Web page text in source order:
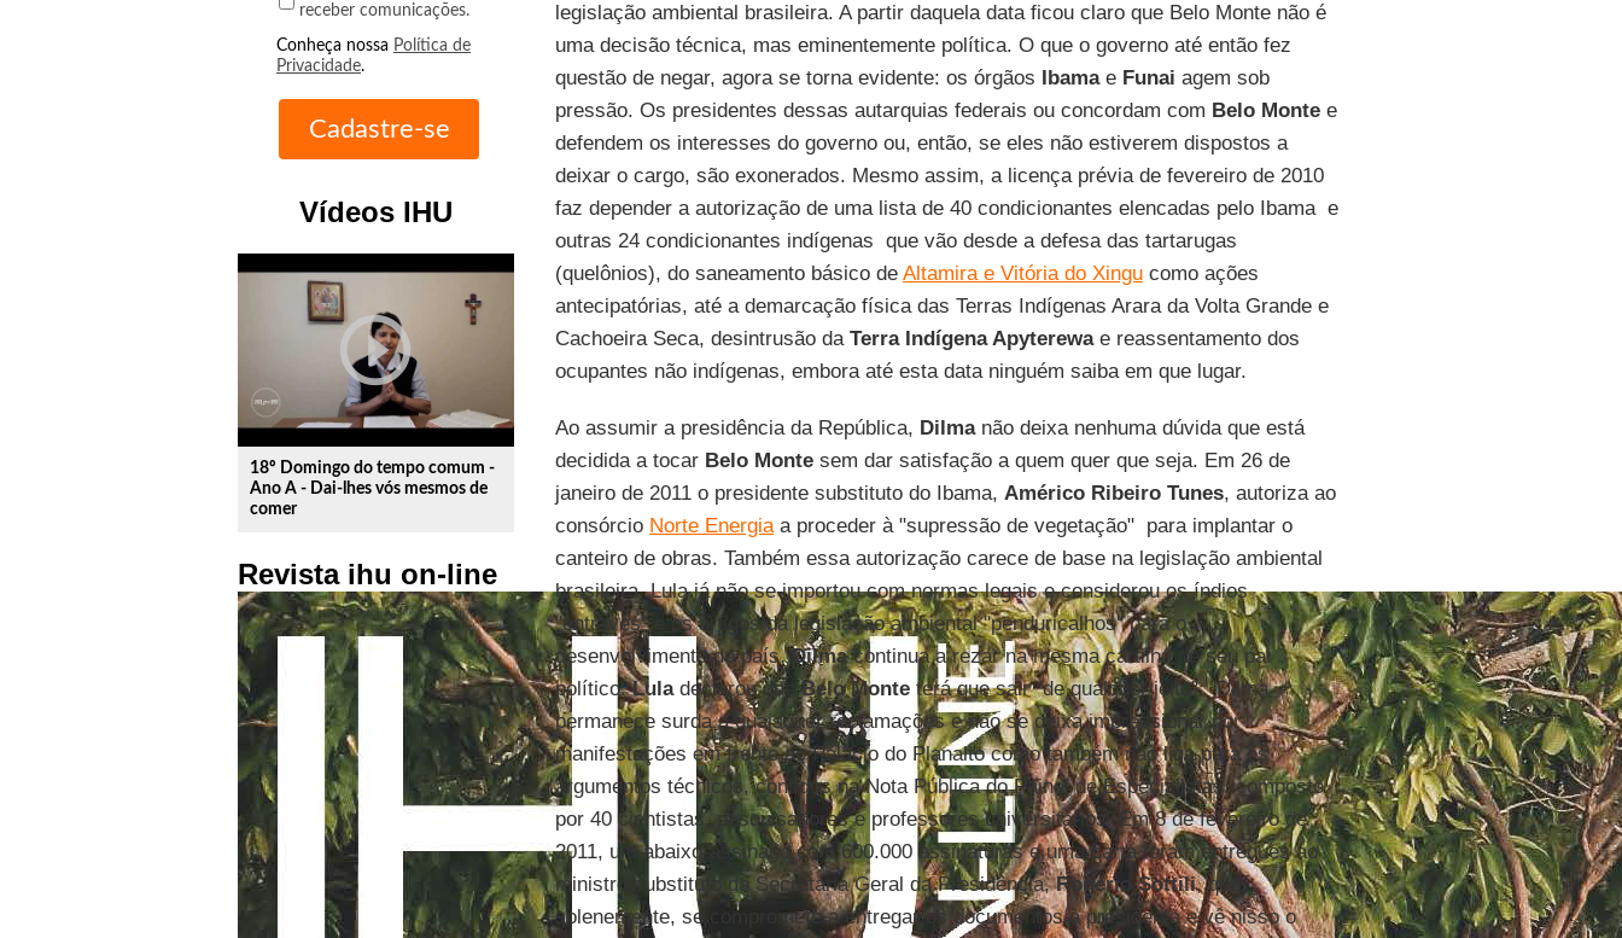
receber comunicações.
Conheça nossa Política de
Privacidade.
Vídeos IHU
play_circle_outline
18º Domingo do tempo comum -
Ano A - Dai-lhes vós mesmos de
comer
Revista ihu on-line
legislação ambiental brasileira. A partir daquela data ficou claro que Belo Monte não é
uma decisão técnica, mas eminentemente política. O que o governo até então fez
questão de negar, agora se torna evidente: os órgãos Ibamae Funai agem sob
pressão. Os presidentes dessas autarquias federais ou concordam com Belo Montee
defendem os interesses do governo ou, então, se eles não estiverem dispostos a
deixar o cargo, são exonerados. Mesmo assim, a licença prévia de fevereiro de 2010
faz depender a autorização de uma lista de 40 condicionantes elencadas pelo Ibama e
outras 24 condicionantes indígenas que vão desde a defesa das tartarugas
(quelônios), do saneamento básico de Altamira e Vitória do Xingucomo ações
antecipatórias, até a demarcação física das Terras Indígenas Arara da Volta Grande e
Cachoeira Seca, desintrusão da Terra Indígena Apyterewae reassentamento dos
ocupantes não indígenas, embora até esta data ninguém saiba em que lugar.
Ao assumir a presidência da República, Dilmanão deixa nenhuma dúvida que está
decidida a tocar Belo Montesem dar satisfação a quem quer que seja. Em 26 de
janeiro de 2011 o presidente substituto do Ibama, Américo Ribeiro Tunes, autoriza ao
consórcio Norte Energiaa proceder à "supressão de vegetação" para implantar o
canteiro de obras. Também essa autorização carece de base na legislação ambiental
brasileira. Lula já não se importou com normas legais e considerou os índios
"entraves" e os artigos da legislação ambiental "penduricalhos" para o
desenvolvimento do país.Dilmacontinua a rezar na mesma cartilha de seu pai
político.Luladeclarou queBelo Monteterá que sair "de qualquer jeito". Dilma
permanece surda a quaisquer reclamações e não se deixa impressionar por
manifestações em frente ao Palácio do Planalto como também não liga para os
argumentos técnicos, contidos na Nota Pública do Painel de Especialistas, composto
por 40 cientistas, pesquisadores e professores universitários. Em 8 de fevereiro de
2011, um abaixo-assinado com 600.000 assinaturas e uma carta foram entregues ao
ministro substituto da Secretaria Geral da Presidência,Rogério Sottili, que,
solenemente, se compromete a entregar os documentos à presidenta e vê nisso o